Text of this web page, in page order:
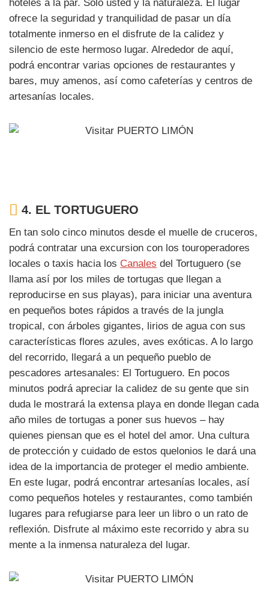
hoteles a la par. Solo usted y la naturaleza. El lugar
ofrece la seguridad y tranquilidad de pasar un día
totalmente inmerso en el disfrute de la calidez y
silencio de este hermoso lugar. Alrededor de aquí,
podrá encontrar varias opciones de restaurantes y
bares, muy amenos, así como cafeterías y centros de
artesanías locales.
4. EL TORTUGUERO
En tan solo cinco minutos desde el muelle de cruceros,
podrá contratar una excursion con los touroperadores
locales o taxis hacia los Canales del Tortuguero (se
llama así por los miles de tortugas que llegan a
reproducirse en sus playas), para iniciar una aventura
en pequeños botes rápidos a través de la jungla
tropical, con árboles gigantes, lirios de agua con sus
características flores azules, aves exóticas. A lo largo
del recorrido, llegará a un pequeño pueblo de
pescadores artesanales: El Tortuguero. En pocos
minutos podrá apreciar la calidez de su gente que sin
duda le mostrará la extensa playa en donde llegan cada
año miles de tortugas a poner sus huevos – hay
quienes piensan que es el hotel del amor. Una cultura
de protección y cuidado de estos quelonios le dará una
idea de la importancia de proteger el medio ambiente.
En este lugar, podrá encontrar artesanías locales, así
como pequeños hoteles y restaurantes, como también
lugares para refugiarse para leer un libro o un rato de
reflexión. Disfrute al máximo este recorrido y abra su
mente a la inmensa naturaleza del lugar.